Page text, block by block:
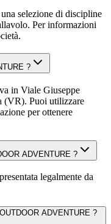
selezione di discipline
Per informazioni
Come raggiungere ASD OUTDOOR ADVENTURE ?
in Viale Giuseppe
(VR). Puoi utilizzare
per ottenere
Chi è il rappresentante legale di ASD OUTDOOR ADVENTURE ?
legalmente da
A quali federazioni od enti è affiliata ASD OUTDOOR ADVENTURE ?